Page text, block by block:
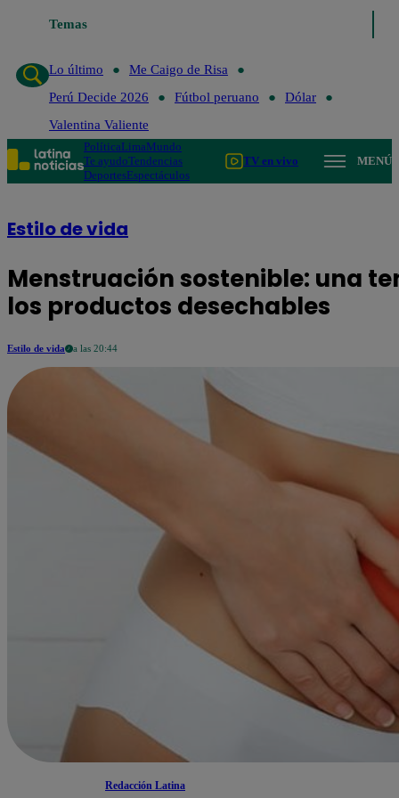
Temas
Lo último
Me Caigo de Risa
Perú Decide 2026
Fútbol peruano
Dólar
Valentina Valiente
PolíticaLimaMundo
Te ayudoTendencias
DeportesEspectáculos
TV en vivo MENÚ
Estilo de vida
Menstruación sostenible: una
los productos desechables
Estilo de vida a las 20:44
Redacción Latina